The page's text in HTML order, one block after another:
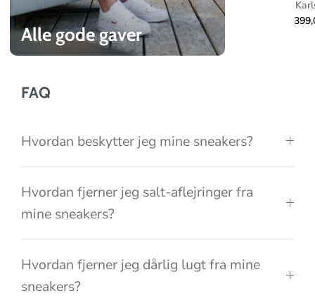
c
i
Alle gode gaver
FAQ
Hvordan beskytter jeg mine sneakers?
Hvordan fjerner jeg salt-aflejringer fra
mine sneakers?
Hvordan fjerner jeg dårlig lugt fra mine
sneakers?